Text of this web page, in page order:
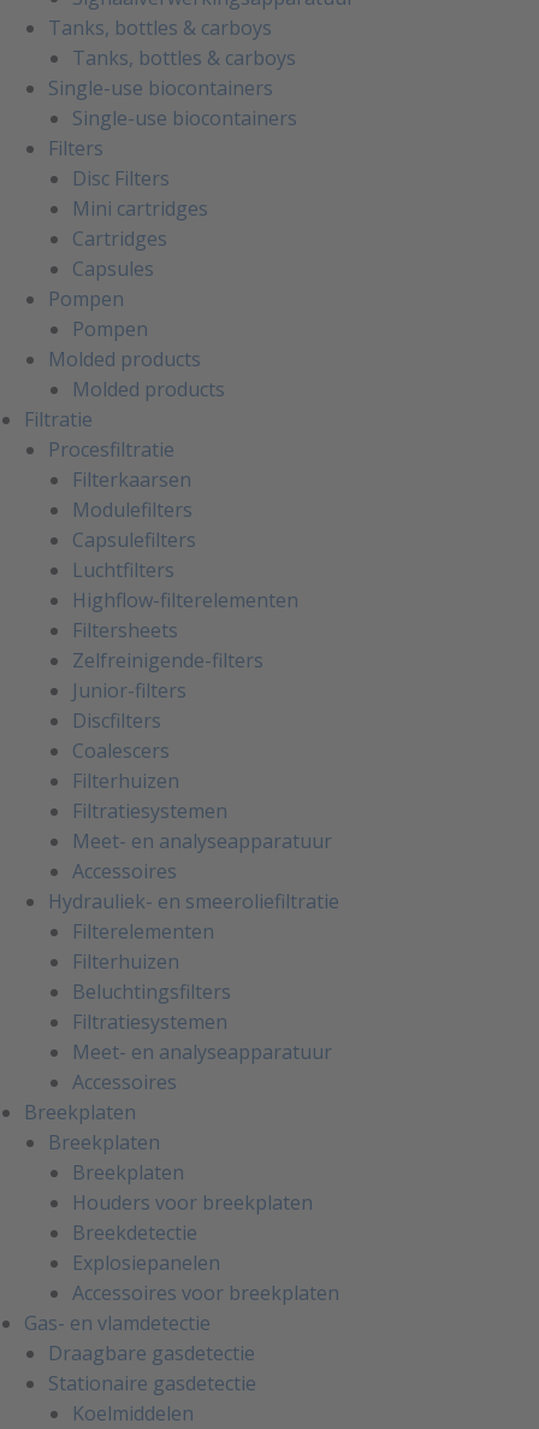
Tanks, bottles & carboys
Tanks, bottles & carboys
Single-use biocontainers
Single-use biocontainers
Filters
Disc Filters
Mini cartridges
Cartridges
Capsules
Pompen
Pompen
Molded products
Molded products
Filtratie
Procesfiltratie
Filterkaarsen
Modulefilters
Capsulefilters
Luchtfilters
Highflow-filterelementen
Filtersheets
Zelfreinigende-filters
Junior-filters
Discfilters
Coalescers
Filterhuizen
Filtratiesystemen
Meet- en analyseapparatuur
Accessoires
Hydrauliek- en smeeroliefiltratie
Filterelementen
Filterhuizen
Beluchtingsfilters
Filtratiesystemen
Meet- en analyseapparatuur
Accessoires
Breekplaten
Breekplaten
Breekplaten
Houders voor breekplaten
Breekdetectie
Explosiepanelen
Accessoires voor breekplaten
Gas- en vlamdetectie
Draagbare gasdetectie
Stationaire gasdetectie
Koelmiddelen